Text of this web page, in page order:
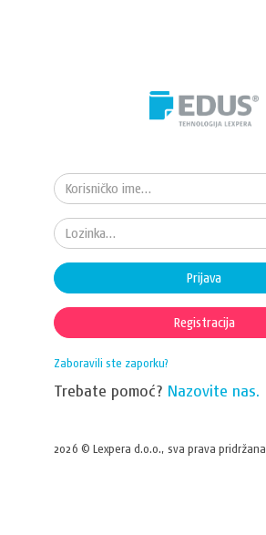
Prijava
Registracija
Zaboravili ste zaporku?
Trebate pomoć? Nazovite nas.
2026 © Lexpera d.o.o., sva prava pridržana